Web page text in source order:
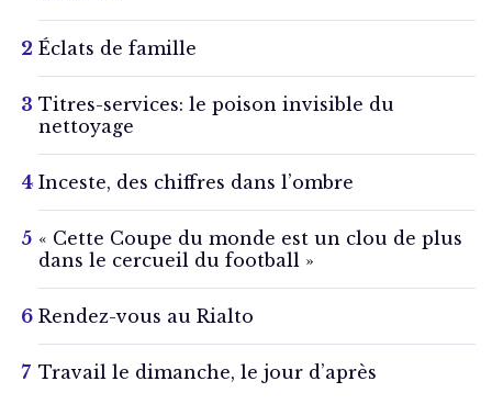
Éclats de famille
Titres-services: le poison invisible du
nettoyage
Inceste, des chiffres dans l’ombre
« Cette Coupe du monde est un clou de plus
dans le cercueil du football »
Rendez-vous au Rialto
Travail le dimanche, le jour d’après